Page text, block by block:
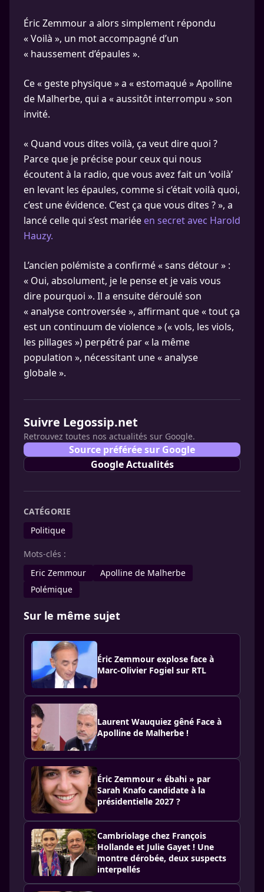
Éric Zemmour a alors simplement répondu
« Voilà », un mot accompagné d’un
« haussement d’épaules ».
Ce « geste physique » a « estomaqué » Apolline
de Malherbe, qui a « aussitôt interrompu » son
invité.
« Quand vous dites voilà, ça veut dire quoi ?
Parce que je précise pour ceux qui nous
écoutent à la radio, que vous avez fait un ‘voilà’
en levant les épaules, comme si c’était voilà quoi,
c’est une évidence. C’est ça que vous dites ? », a
lancé celle qui s’est mariée en secret avec Harold
Hauzy.
L’ancien polémiste a confirmé « sans détour » :
« Oui, absolument, je le pense et je vais vous
dire pourquoi ». Il a ensuite déroulé son
« analyse controversée », affirmant que « tout ça
est un continuum de violence » (« vols, les viols,
les pillages ») perpétré par « la même
population », nécessitant une « analyse
globale ».
Suivre Legossip.net
Retrouvez toutes nos actualités sur Google.
Source préférée sur Google
Google Actualités
CATÉGORIE
Politique
Mots-clés :
Eric Zemmour
Apolline de Malherbe
Polémique
Sur le même sujet
Éric Zemmour explose face à
Marc-Olivier Fogiel sur RTL
Laurent Wauquiez gêné Face à
Apolline de Malherbe !
Éric Zemmour « ébahi » par
Sarah Knafo candidate à la
présidentielle 2027 ?
Cambriolage chez François
Hollande et Julie Gayet ! Une
montre dérobée, deux suspects
interpellés